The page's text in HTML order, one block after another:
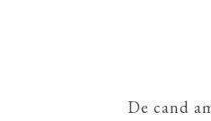
De cand